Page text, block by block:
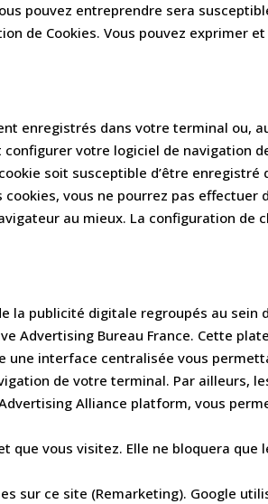
pouvez entreprendre sera
de Cookies. Vous pouvez exprimer
enregistrés dans votre terminal ou,
votre logiciel de navigation
soit susceptible d’être
vous ne pourrez pas effectuer
au mieux. La configuration de
la publicité digitale regroupés au sein
Advertising Bureau France. Cette
interface centralisée vous
de votre terminal. Par ailleurs,
Alliance platform, vous
que vous visitez. Elle ne bloquera que
sur ce site (Remarketing). Google